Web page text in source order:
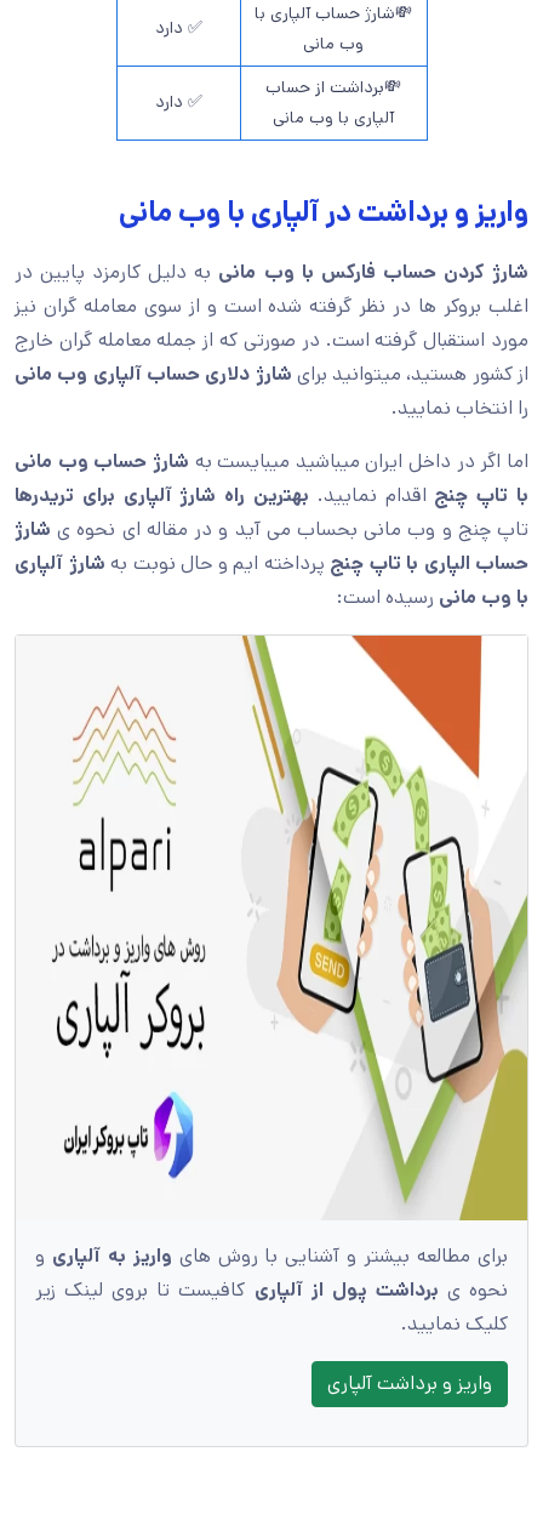
💸شارژ حساب آلپاری با
وب مانی
✅ دارد
💸برداشت از حساب
آلپاری با وب مانی
✅ دارد
واریز و برداشت در آلپاری با وب مانی
شارژ کردن حساب فارکس با وب مانی به دلیل کارمزد پایین در
اغلب بروکر ها در نظر گرفته شده است و از سوی معامله گران نیز
مورد استقبال گرفته است. در صورتی که از جمله معامله گران خارج
از کشور هستید، میتوانید برای شارژ دلاری حساب آلپاری وب مانی
را انتخاب نمایید.
اما اگر در داخل ایران میباشید میبایست به شارژ حساب وب مانی
با تاپ چنج اقدام نمایید. بهترین راه شارژ آلپاری برای تریدرها
تاپ چنج و وب مانی بحساب می آید و در مقاله ای نحوه ی شارژ
حساب الپاری با تاپ چنج پرداخته ایم و حال نوبت به شارژ آلپاری
با وب مانی رسیده است:
برای مطالعه بیشتر و آشنایی با روش های واریز به آلپاری و
نحوه ی برداشت پول از آلپاری کافیست تا بروی لینک زیر
کلیک نمایید.
واریز و برداشت آلپاری